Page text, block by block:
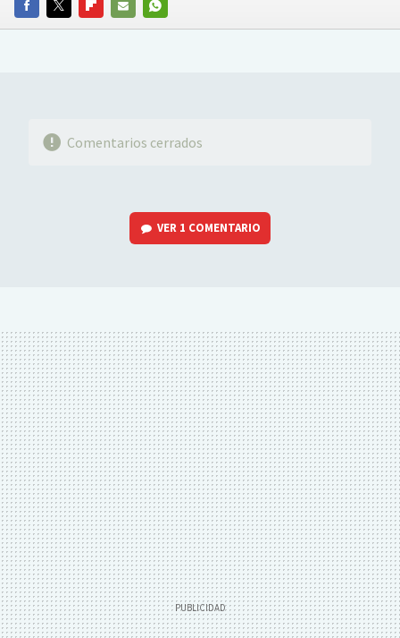
FACEBOOKTWITTERFLIPBOARD
E-
WHATSAPP
Comentarios cerrados
VER 1 COMENTARIO